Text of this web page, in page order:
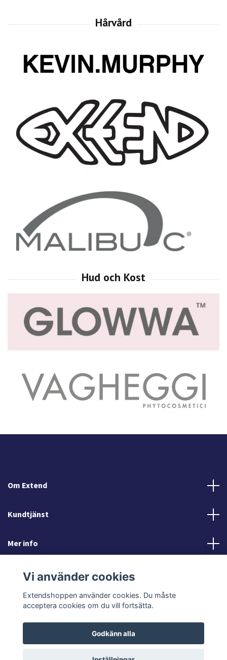
Om Extend
Kundtjänst
Mer info
Sociala medier
© 2026 Extendshoppen
Vi använder cookies
Extendshoppen använder cookies. Du måste
acceptera cookies om du vill fortsätta.
Godkänn alla